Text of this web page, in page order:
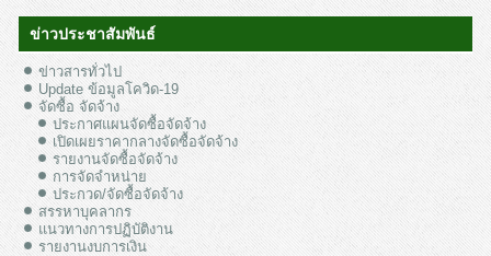
ข่าวประชาสัมพันธ์
ข่าวสารทั่วไป
Update ข้อมูลโควิด-19
จัดซื้อ จัดจ้าง
ประกาศแผนจัดซื้อจัดจ้าง
เปิดเผยราคากลางจัดซื้อจัดจ้าง
รายงานจัดซื้อจัดจ้าง
การจัดจำหน่าย
ประกวด/จัดซื้อจัดจ้าง
สรรหาบุคลากร
แนวทางการปฏิบัติงาน
รายงานงบการเงิน